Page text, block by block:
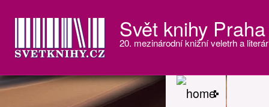
Svět knihy
20. mezinárodní knižní veletrh a